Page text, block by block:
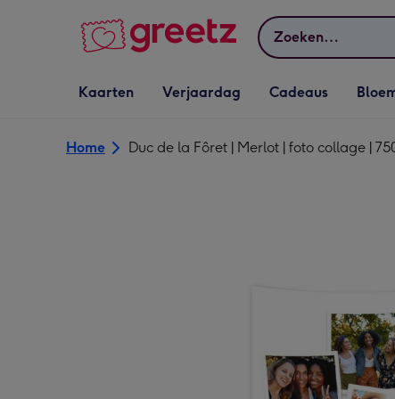
Zoeken
Vervolgkeuzelijst
Kaarten openen
Kaarten
Vervolgkeuzelijst
Verjaardag openen
Verjaardag
Vervolgkeuzelijst
Cadeaus openen
Cadeaus
Bloemen
Home Duc de la Fôret | Merlot | foto collage |